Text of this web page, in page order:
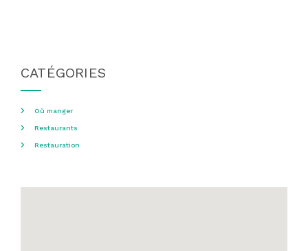
CATÉGORIES
Où manger
Restaurants
Restauration